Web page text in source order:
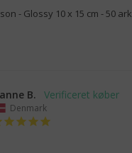
- Glossy 10 x 15 cm - 50 ark
B.
Denmark